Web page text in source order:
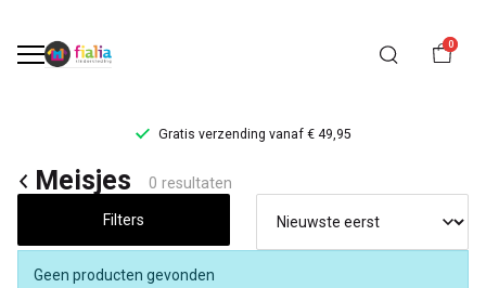
0
Gratis verzending vanaf € 49,95
Meisjes
kleding
Meisjes 0 resultaten
Filters
Geen producten gevonden